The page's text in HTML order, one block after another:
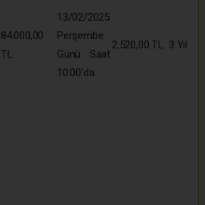
84.000,00
TL
13/02/2025
Perşembe
Günü Saat
10:00’da
2.520,00 TL 3 Yıl